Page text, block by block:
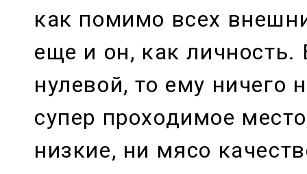
как помимо всех
еще и он, как личность.
нулевой, то ему ничего
супер проходимое
низкие, ни мясо